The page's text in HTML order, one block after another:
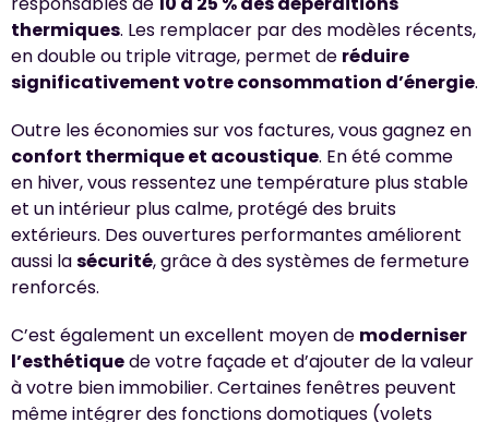
thermiques. Les remplacer par des modèles récents,
en double ou triple vitrage, permet de réduire
significativement votre consommation d’énergie.
Outre les économies sur vos factures, vous gagnez en
confort thermique et acoustique. En été comme
en hiver, vous ressentez une température plus stable
et un intérieur plus calme, protégé des bruits
extérieurs. Des ouvertures performantes améliorent
aussi lasécurité, grâce à des systèmes de fermeture
renforcés.
C’est également un excellent moyen de moderniser
l’esthétiquede votre façade et d’ajouter de la valeur
à votre bien immobilier. Certaines fenêtres peuvent
même intégrer des fonctions domotiques (volets